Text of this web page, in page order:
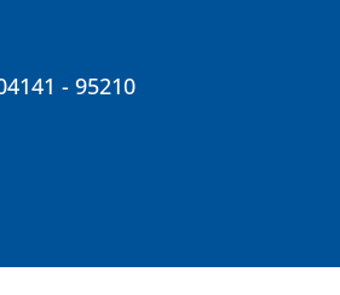
- 95210